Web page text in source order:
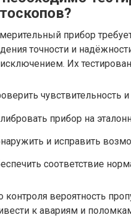
прибор
точности и
Их
прибор на
и исправить
соответствие
контроля вероятность
к авариям и